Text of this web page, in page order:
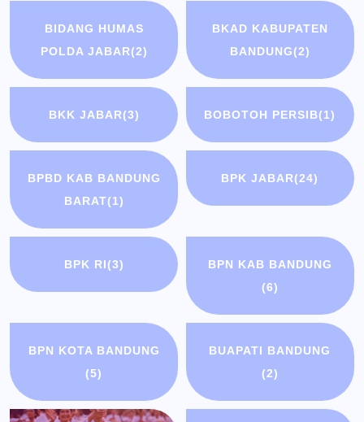
BIDANG HUMAS
POLDA JABAR(2)
BKAD KABUPATEN
BANDUNG(2)
BKK JABAR(3) BOBOTOH PERSIB(1)
BPBD KAB BANDUNG
BARAT(1)
BPK JABAR(24)
BPK RI(3)
BPN KAB BANDUNG
(6)
BPN KOTA BANDUNG
(5)
BUAPATI BANDUNG
(2)